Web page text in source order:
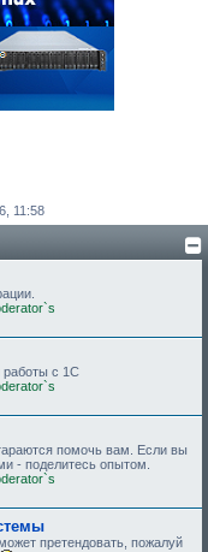
11:58
работы с 1С
помочь вам. Если вы
- поделитесь опытом.
претендовать, пожалуй